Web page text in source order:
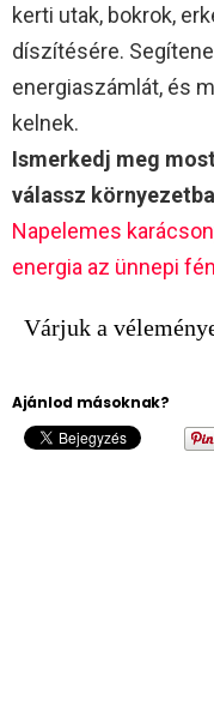
kerti utak, bokrok,
díszítésére.
energiaszámlát, és
kelnek.
Ismerkedj meg
válassz
Napelemes
energia az ünnepi
Várjuk a
Ajánlod másoknak?